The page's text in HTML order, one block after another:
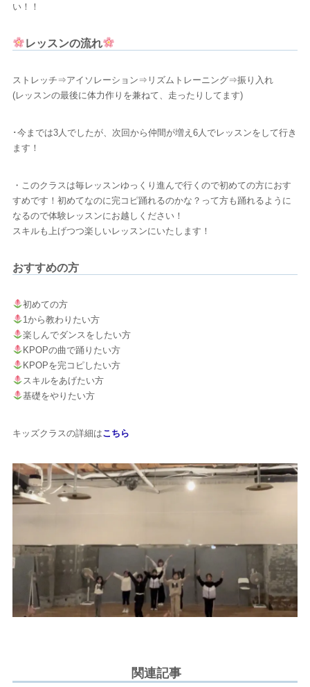
い！！
レッスンの流れ
ストレッチ⇒アイソレーション⇒リズムトレーニング⇒振り入れ
(レッスンの最後に体力作りを兼ねて、走ったりしてます)
･今までは3人でしたが、次回から仲間が増え6人でレッスンをして行き
ます！
・このクラスは毎レッスンゆっくり進んで行くので初めての方におす
すめです！初めてなのに完コピ踊れるのかな？って方も踊れるように
なるので体験レッスンにお越しください！
スキルも上げつつ楽しいレッスンにいたします！
おすすめの方
初めての方
1から教わりたい方
楽しんでダンスをしたい方
KPOPの曲で踊りたい方
KPOPを完コピしたい方
スキルをあげたい方
基礎をやりたい方
キッズクラスの詳細はこちら
関連記事